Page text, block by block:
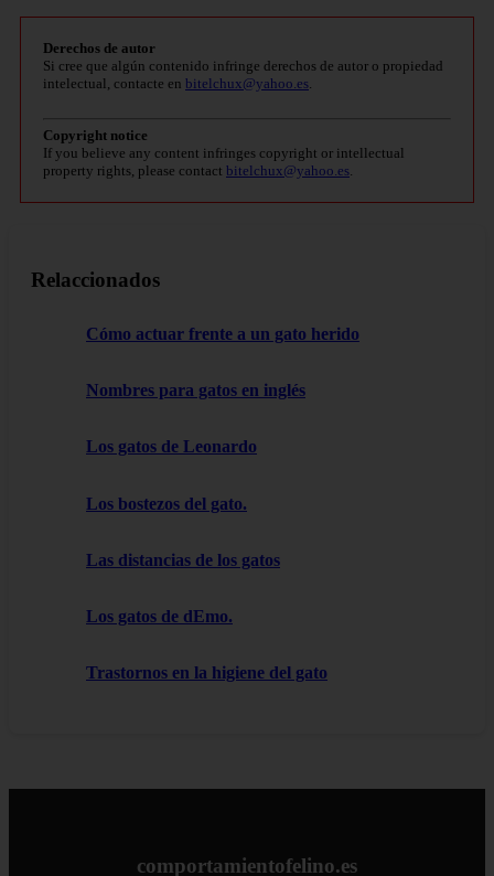
Derechos de autor
Si cree que algún contenido infringe derechos de autor o propiedad
intelectual, contacte en bitelchux@yahoo.es.
Copyright notice
If you believe any content infringes copyright or intellectual
property rights, please contact bitelchux@yahoo.es.
Relaccionados
Cómo actuar frente a un gato herido
Nombres para gatos en inglés
Los gatos de Leonardo
Los bostezos del gato.
Las distancias de los gatos
Los gatos de dEmo.
Trastornos en la higiene del gato
comportamientofelino.es